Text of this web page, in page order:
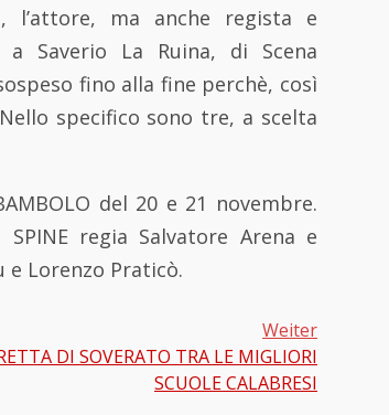
l’attore, ma anche regista e
Saverio La Ruina, di Scena
fino alla fine perchè, così
specifico sono tre, a scelta
del 20 e 21 novembre.
regia Salvatore Arena e
e Lorenzo Praticò.
Weiter
DI SOVERATO TRA LE MIGLIORI
SCUOLE CALABRESI